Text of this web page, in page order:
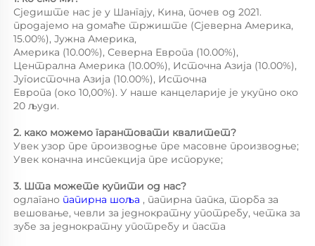
Сједиште нас је у Шангају, Кина, почев од 2021.
продајемо на домаће тржиште (Сјеверна Америка,
15.00%), Јужна Америка,
Америка (10.00%), Северна Европа (10.00%),
Централна Америка (10.00%), Источна Азија (10.00%),
Југоисточна Азија (10.00%), Источна
Европа (око 10,00%). У наше канцеларије је укупно око
20 људи.
2. како можемо гарантовати квалитет?
Увек узор пре производње пре масовне производње;
Увек коначна инспекција пре испоруке;
3. Шта можете купити од нас?
одлагано папирна шоља , папирна папка, торба за
вешовање, чевли за једнократну употребу, четка за
зубе за једнократну употребу и паста